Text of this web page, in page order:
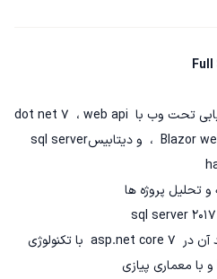
	شروع یک پروژه کاریابی تحت وب با dot net 7  ، web api
o	برنامه نویس بک اند آن در  asp.net core 7  با تکنولوژی